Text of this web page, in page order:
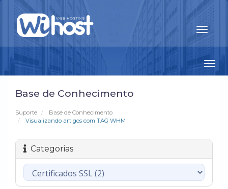
Base de Conhecimento
Suporte
Base de Conhecimento
Visualizando artigos com TAG WHM
Categorias